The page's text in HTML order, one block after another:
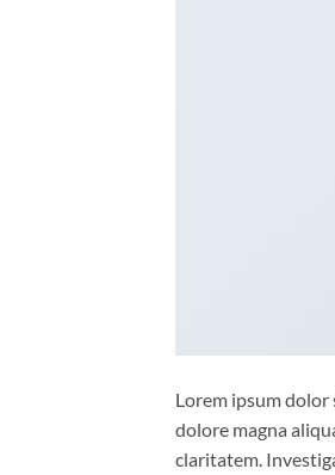
Lorem ipsum
dolore magna
claritatem.